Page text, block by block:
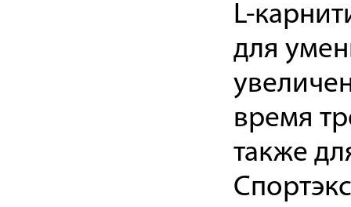
L-
для
время
также